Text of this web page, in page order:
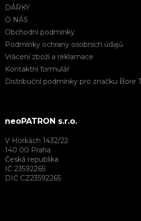
DÁRKY
O NÁS
Obchodní podmínky
Podmínky ochrany osobních údajů
Vrácení zboží a reklamace
Kontaktní formulář
Distribuční podmínky pro značku Bore
neoPATRON s.r.o.
V Horkách 1432/22
140 00 Praha
Česká republika
IČ 23592265
DIČ CZ23592265